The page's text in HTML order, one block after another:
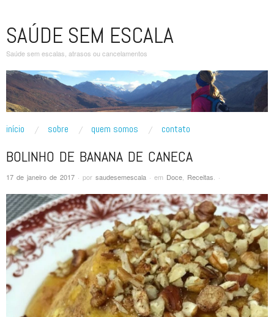
SAÚDE SEM ESCALA
Saúde sem escalas, atrasos ou cancelamentos
Menu principal
pular para o conteúdo
início sobre quem somos contato
BOLINHO DE BANANA DE CANECA
17 de janeiro de 2017 · por saudesemescala · em Doce Receitas ·